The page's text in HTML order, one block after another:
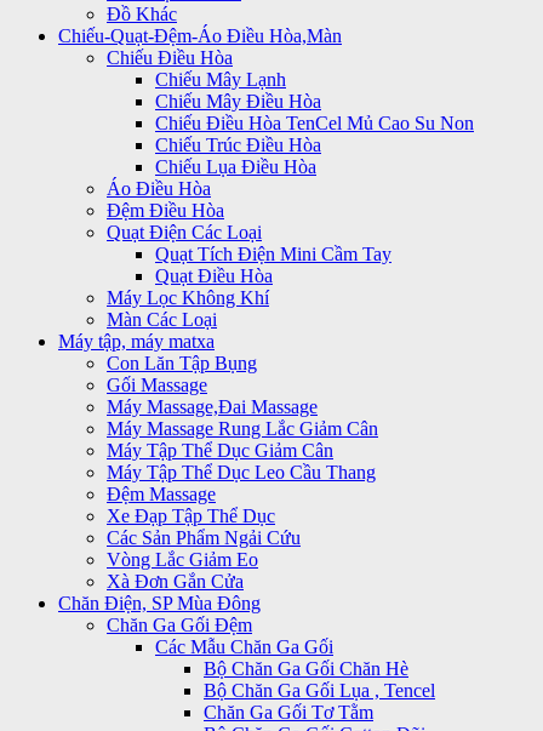
Đồ Khác
Chiếu-Quạt-Đệm-Áo Điều Hòa,Màn
Chiếu Điều Hòa
Chiếu Mây Lạnh
Chiếu Mây Điều Hòa
Chiếu Điều Hòa TenCel Mủ Cao Su Non
Chiếu Trúc Điều Hòa
Chiếu Lụa Điều Hòa
Áo Điều Hòa
Đệm Điều Hòa
Quạt Điện Các Loại
Quạt Tích Điện Mini Cầm Tay
Quạt Điều Hòa
Máy Lọc Không Khí
Màn Các Loại
Máy tập, máy matxa
Con Lăn Tập Bụng
Gối Massage
Máy Massage,Đai Massage
Máy Massage Rung Lắc Giảm Cân
Máy Tập Thể Dục Giảm Cân
Máy Tập Thể Dục Leo Cầu Thang
Đệm Massage
Xe Đạp Tập Thể Dục
Các Sản Phẩm Ngải Cứu
Vòng Lắc Giảm Eo
Xà Đơn Gắn Cửa
Chăn Điện, SP Mùa Đông
Chăn Ga Gối Đệm
Các Mẫu Chăn Ga Gối
Bộ Chăn Ga Gối Chăn Hè
Bộ Chăn Ga Gối Lụa , Tencel
Chăn Ga Gối Tơ Tằm